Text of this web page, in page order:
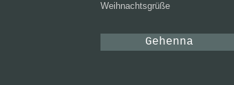
Weihnachtsgrüße
Gehenna